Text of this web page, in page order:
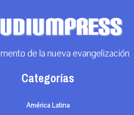
de la nueva evangelización
Categorías
América Latina